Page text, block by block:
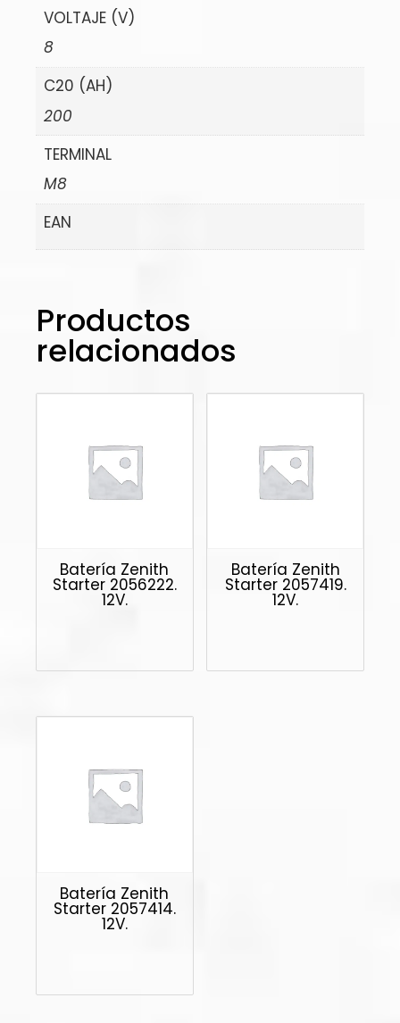
VOLTAJE (V)
8
C20 (AH)
200
TERMINAL
M8
EAN
Productos
relacionados
Batería Zenith
Starter 2056222.
12V.
Batería Zenith
Starter 2057419.
12V.
Batería Zenith
Starter 2057414.
12V.